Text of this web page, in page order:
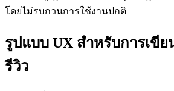
โดยไม่รบกวนการใช้งานปกติ
รูปแบบ UX สำหรับการเขี
รีวิว